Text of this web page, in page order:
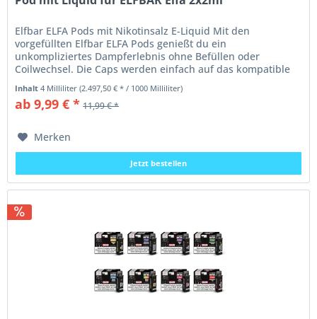
Elfbar ELFA Pods mit Nikotinsalz E-Liquid Mit den
vorgefüllten Elfbar ELFA Pods genießt du ein
unkompliziertes Dampferlebnis ohne Befüllen oder
Coilwechsel. Die Caps werden einfach auf das kompatible
Gerät aufgesteckt und sind sofort...
Inhalt4 Milliliter(2.497,50 € * / 1000 Milliliter)
ab 9,99 € * 11,99 € *
Merken
Jetzt bestellen